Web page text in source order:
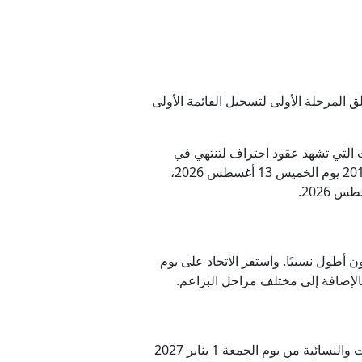
المرحلة الأولى لتسجيل القائمة الأولى
التي تشهد عقود احتراف لتنتهي في
أندية القسم الأول يوم السبت 15 أغسطس 2026، بينما تنتهي لأندية القسم الثاني والمراحل السنية حتى مواليد 2011 يوم الخميس 13 أغسطس 2026،
أطول نسبيًا. واستقر الاتحاد على يوم
وبالانتقال إلى فترة القيد الثانية وهي الفترة الشتوية، فستبدأ بصفة عامة لكافة الأقسام والمراحل السنية والصالات والنسائية من يوم الجمعة 1 يناير 2027